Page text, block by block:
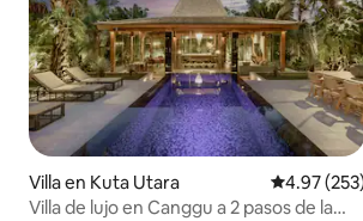
Villa en Kuta Utara
4.97
Villa de lujo en Canggu a 2 pasos de la